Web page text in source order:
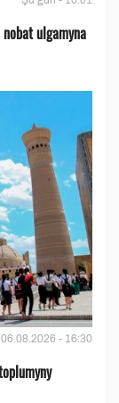
ulgamyna
06.08.2026 - 16:30